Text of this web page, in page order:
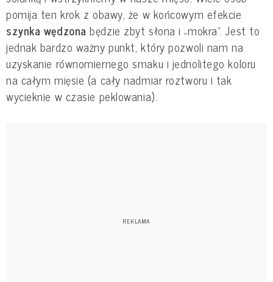
pomija ten krok z obawy, że w końcowym efekcie
szynka wędzona będzie zbyt słona i „mokra”. Jest to
jednak bardzo ważny punkt, który pozwoli nam na
uzyskanie równomiernego smaku i jednolitego koloru
na całym mięsie (a cały nadmiar roztworu i tak
wycieknie w czasie peklowania).